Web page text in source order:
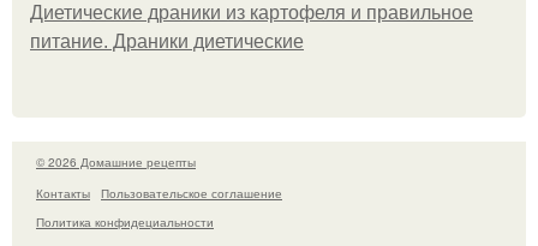
Диетические драники из картофеля и правильное
питание. Драники диетические
© 2026 Домашние рецепты
Контакты
Пользовательское соглашение
Политика конфидециальности